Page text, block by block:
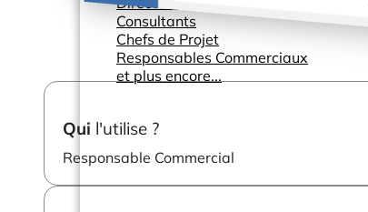
Consultants
Chefs de Projet
Responsables Commerciaux
et plus encore...
Qui l'utilise ?
Responsable Commercial